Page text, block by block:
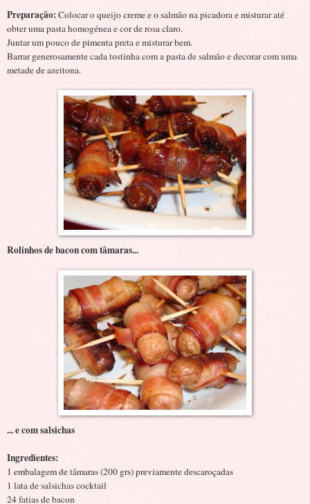
Preparação:Colocaroqueijo creme e o salmão na picadora e misturar até
obter uma pasta homogénea e cor de rosa claro.
Juntar um pouco de pimenta preta e misturar bem.
Barrar generosamente cada tostinha com a pasta de salmão e decorar com uma
metade de azeitona.
Rolinhos de bacon com tâmaras...
... e com salsichas
Ingredientes:
1 embalagem de tâmaras (200 grs) previamente descaroçadas
1 lata de salsichas cocktail
24 fatias de bacon